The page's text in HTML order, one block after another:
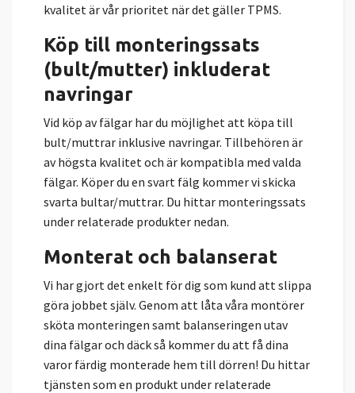
kvalitet är vår prioritet när det gäller TPMS.
Köp till monteringssats
(bult/mutter) inkluderat
navringar
Vid köp av fälgar har du möjlighet att köpa till
bult/muttrar inklusive navringar. Tillbehören är
av högsta kvalitet och är kompatibla med valda
fälgar. Köper du en svart fälg kommer vi skicka
svarta bultar/muttrar. Du hittar monteringssats
under relaterade produkter nedan.
Monterat och balanserat
Vi har gjort det enkelt för dig som kund att slippa
göra jobbet själv. Genom att låta våra montörer
sköta monteringen samt balanseringen utav
dina fälgar och däck så kommer du att få dina
varor färdig monterade hem till dörren! Du hittar
tjänsten som en produkt under relaterade